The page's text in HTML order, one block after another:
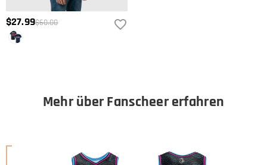
$27.99$60.00
Mehr über Fanscheer erfahren